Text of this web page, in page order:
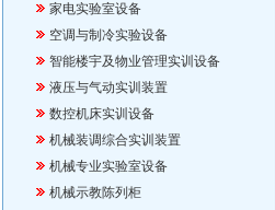
家电实验室设备
空调与制冷实验设备
智能楼宇及物业管理实训设备
液压与气动实训装置
数控机床实训设备
机械装调综合实训装置
机械专业实验室设备
机械示教陈列柜